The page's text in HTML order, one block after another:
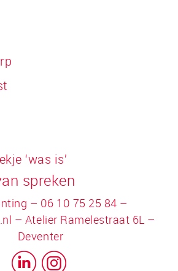
‘was is’
spreken
– 06 10 75 25 84 –
– Atelier Ramelestraat 6L –
Deventer